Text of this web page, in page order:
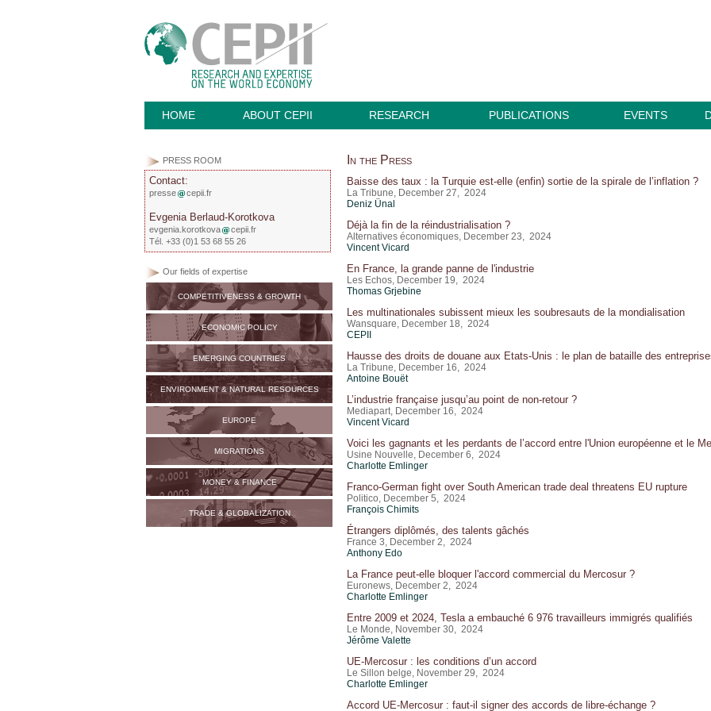
HOME ABOUT CEPII RESEARCH PUBLICATIONS EVENTS
PRESS ROOM
Contact:
presse cepii.fr
Evgenia Berlaud-Korotkova
evgenia.korotkova
cepii.fr
Tél. +33 (0)1 53 68 55 26
Our fields of expertise
COMPETITIVENESS & GROWTH
ECONOMIC POLICY
EMERGING COUNTRIES
ENVIRONMENT & NATURAL RESOURCES
EUROPE
MIGRATIONS
MONEY & FINANCE
TRADE & GLOBALIZATION
In the Press
Baisse des taux : la Turquie est-elle (enfin) sortie de la spirale de l’inflation ?
La Tribune, December 27, 2024
Deniz Ünal
Déjà la fin de la réindustrialisation ?
Alternatives économiques, December 23, 2024
Vincent Vicard
En France, la grande panne de l'industrie
Les Echos, December 19, 2024
Thomas Grjebine
Les multinationales subissent mieux les soubresauts de la mondialisation
Wansquare, December 18, 2024
CEPII
Hausse des droits de douane aux Etats-Unis : le plan de bataille des
La Tribune, December 16, 2024
Antoine Bouët
L’industrie française jusqu’au point de non-retour ?
Mediapart, December 16, 2024
Vincent Vicard
Voici les gagnants et les perdants de l’accord entre l'Union européenne et le
Usine Nouvelle, December 6, 2024
Charlotte Emlinger
Franco-German fight over South American trade deal threatens EU rupture
Politico, December 5, 2024
François Chimits
Étrangers diplômés, des talents gâchés
France 3, December 2, 2024
Anthony Edo
La France peut-elle bloquer l'accord commercial du Mercosur ?
Euronews, December 2, 2024
Charlotte Emlinger
Entre 2009 et 2024, Tesla a embauché 6 976 travailleurs immigrés qualifiés
Le Monde, November 30, 2024
Jérôme Valette
UE-Mercosur : les conditions d’un accord
Le Sillon belge, November 29, 2024
Charlotte Emlinger
Accord UE-Mercosur : faut-il signer des accords de libre-échange ?